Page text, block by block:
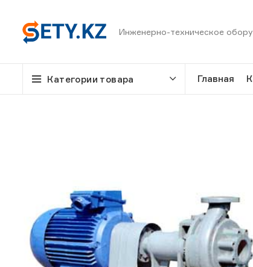
Инженерно-техническое
Категории товара Главная